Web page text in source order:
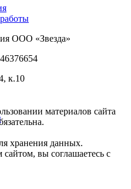
ООО «Звезда»
к.10
материалов сайта
хранения данных.
вы соглашаетесь с